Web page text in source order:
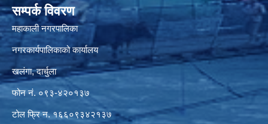
सम्पर्क विवरण
महाकाली नगरपालिका
नगरकार्यपालिकाको कार्यालय
खलंगा, दार्चुला
फोन नं. ०९३-४२०१३७
टोल फ्रि न. १६६०९३४२१३७